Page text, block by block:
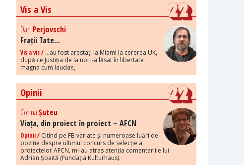
Vis a Vis
Dan Perjovschi
Frații Tate...
Vis a vis / ...au fost arestați la Miami la cererea UK,
după ce Justiția de la noi i-a lăsat în libertate
magna cum laudae,
Opinii
CorinaȘuteu
Viața, din proiect în proiect – AFCN
Opinii / Citind pe FB variate și numeroase luări de
poziție despre ultimul concurs de selecție a
proiectelor AFCN, mi-au atras atenția comentariile lui
Adrian Șoaită (Fundația Kulturhaus).